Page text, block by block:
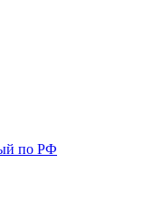
по РФ